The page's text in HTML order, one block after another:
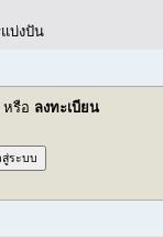
หรือ ลงทะเบียน